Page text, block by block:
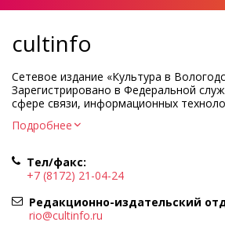
cultinfo
Сетевое издание «Культура в
Зарегистрировано в Федеральной
сфере связи, информационных
Регистрационный номер и дата
Учредитель КУ ВО «Информационно-
культуры»
Адрес учредителя и редакции: 160000,
Вологда, ул. Марии Ульяновой, д.10
Главный редактор — Легчанова Елена
Подробнее
Тел/факс:
+7 (8172) 21-04-24
Редакционно-издательский
rio@cultinfo.ru